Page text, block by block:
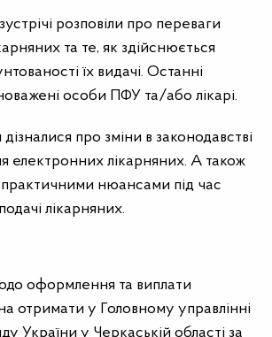
розповіли про переваги
та те, як здійснюється
їх видачі. Останні
особи ПФУ та/або лікарі.
про зміни в законодавстві
електронних лікарняних. А також
нюансами під час
лікарняних.
оформлення та виплати
отримати у Головному управлінні
України у Черкаській області за